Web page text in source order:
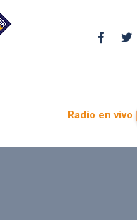
Radio en vivo